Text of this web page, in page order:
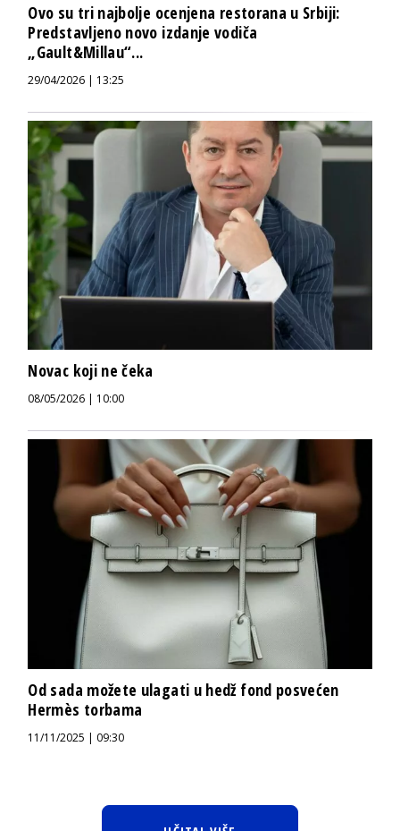
Ovo su tri najbolje ocenjena restorana u Srbiji:
Predstavljeno novo izdanje vodiča
„Gault&Millau“...
29/04/2026 | 13:25
Novac koji ne čeka
08/05/2026 | 10:00
Od sada možete ulagati u hedž fond posvećen
Hermès torbama
11/11/2025 | 09:30